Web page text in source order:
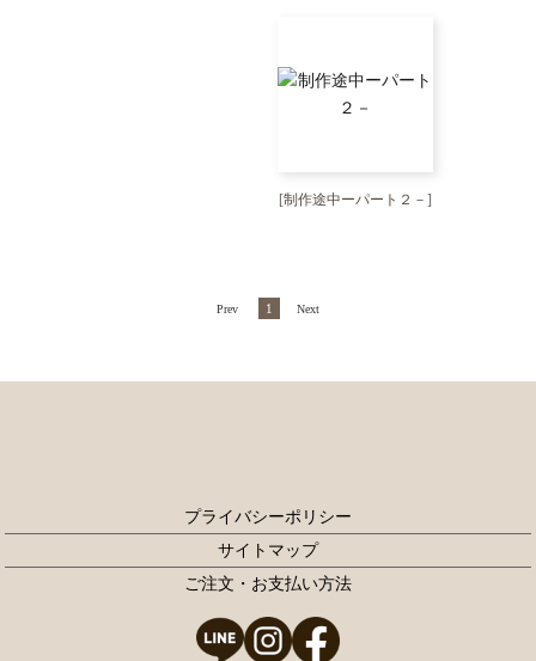
[制作途中ーパート２－ ]
Prev 1 Next
プライバシーポリシー
サイトマップ
ご注文・お支払い方法